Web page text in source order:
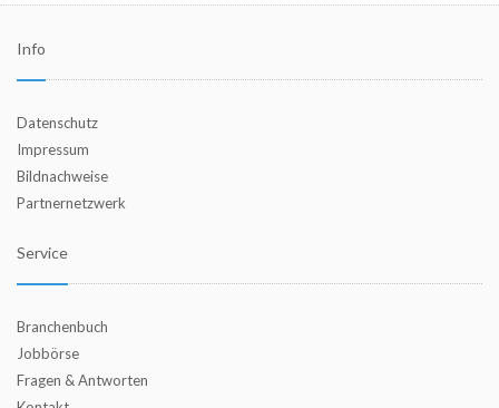
Info
Datenschutz
Impressum
Bildnachweise
Partnernetzwerk
Service
Branchenbuch
Jobbörse
Fragen & Antworten